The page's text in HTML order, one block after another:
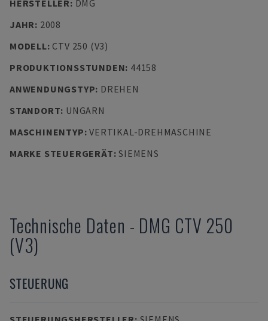
HERSTELLER: DMG
JAHR: 2008
MODELL: CTV 250 (V3)
PRODUKTIONSSTUNDEN: 44158
ANWENDUNGSTYP: DREHEN
STANDORT: UNGARN
MASCHINENTYP:VERTIKAL-DREHMASCHINE
MARKE STEUERGERÄT:SIEMENS
Technische Daten - DMG CTV 250
(V3)
STEUERUNG